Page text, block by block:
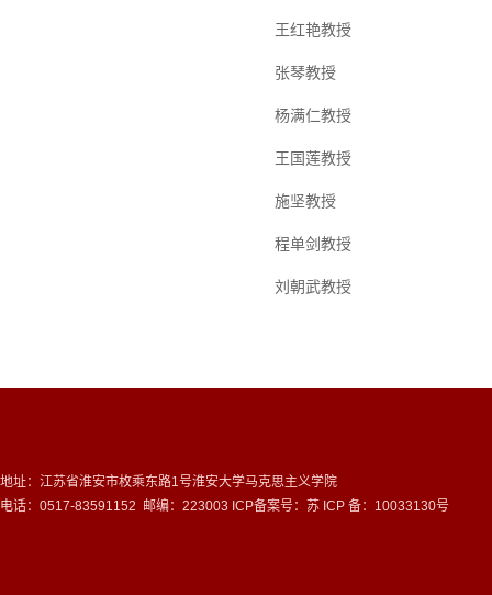
王红艳教授
张琴教授
杨满仁教授
王国莲教授
施坚教授
程单剑教授
刘朝武教授
地址：江苏省淮安市枚乘东路1号淮安大学马克思主义学院
电话：0517-83591152 邮编：223003 ICP备案号： 苏 ICP 备：10033130号